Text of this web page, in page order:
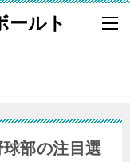
ールト
部の注目選